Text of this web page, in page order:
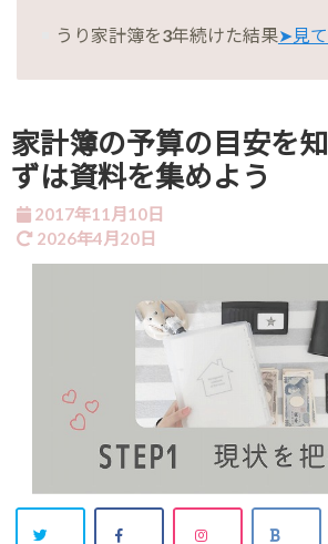
うり家計簿を3年続けた結果➤見
家計簿の予算の目安を
ずは資料を集めよう
2017年11月10日
2026年4月20日